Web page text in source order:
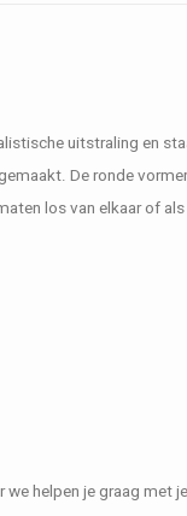
uitstraling en
De ronde
los van elkaar of
helpen je graag met